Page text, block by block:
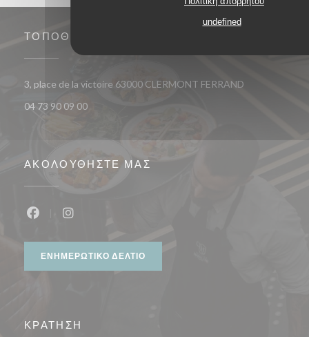
undefined
ΤΟΠΟΘΕΣΊΑ
3, place de la victoire 63000 CLERMONT FERRAND
04 73 90 09 00
ΑΚΟΛΟΥΘΉΣΤΕ ΜΑΣ
ΕΝΗΜΕΡΩΤΙΚΌ ΔΕΛΤΊΟ
ΚΡΆΤΗΣΗ